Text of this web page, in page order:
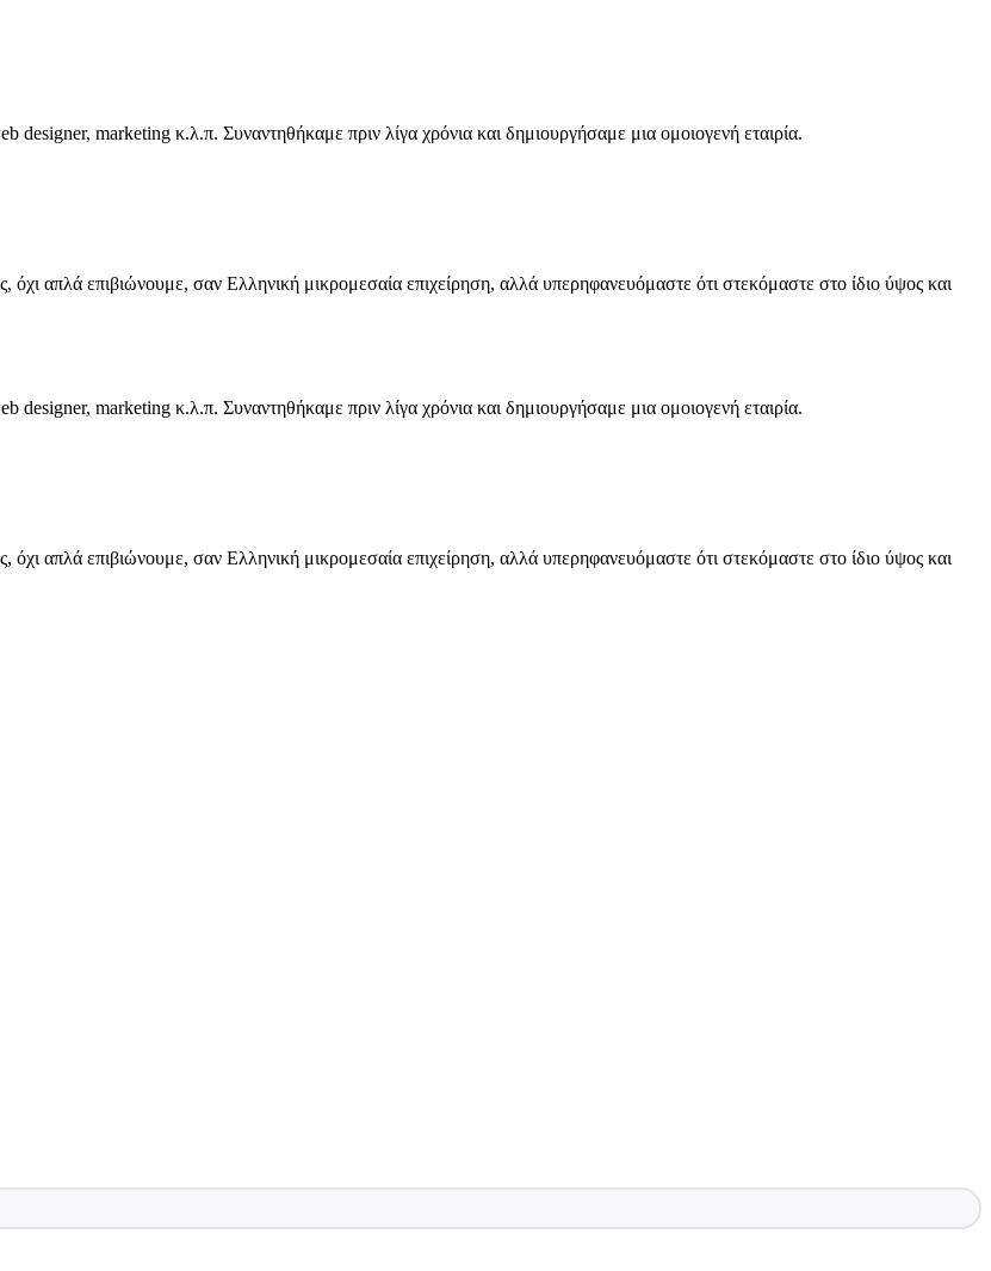
marketing κ.λ.π. Συναντηθήκαμε πριν λίγα χρόνια και δημιουργήσαμε μια ομοιογενή εταιρία.
όχι απλά επιβιώνουμε, σαν Ελληνική μικρομεσαία επιχείρηση, αλλά υπερηφανευόμαστε ότι στεκόμαστε στο ίδιο ύψος και
marketing κ.λ.π. Συναντηθήκαμε πριν λίγα χρόνια και δημιουργήσαμε μια ομοιογενή εταιρία.
όχι απλά επιβιώνουμε, σαν Ελληνική μικρομεσαία επιχείρηση, αλλά υπερηφανευόμαστε ότι στεκόμαστε στο ίδιο ύψος και